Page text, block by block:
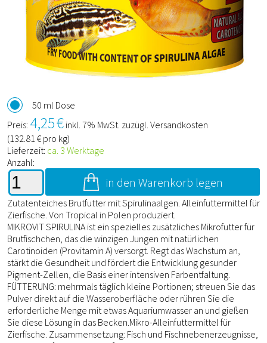
50 ml Dose
Preis: 4,25€ inkl. 7% MwSt. zuzügl. Versandkosten
(132.81 € pro kg)
Lieferzeit: ca. 3 Werktage
Anzahl:
in den Warenkorb legen
Zutatenteiches Brutfutter mit Spirulinaalgen. Alleinfuttermittel für
Zierfische. Von Tropical in Polen produziert.
MIKROVIT SPIRULINA ist ein spezielles zusätzliches Mikrofutter für
Brutfischchen, das die winzigen Jungen mit natürlichen
Carotinoiden (Provitamin A) versorgt. Regt das Wachstum an,
stärkt die Gesundheit und fördert die Entwicklung gesunder
Pigment-Zellen, die Basis einer intensiven Farbentfaltung.
FÜTTERUNG: mehrmals täglich kleine Portionen; streuen Sie das
Pulver direkt auf die Wasseroberfläche oder rühren Sie die
erforderliche Menge mit etwas Aquariumwasser an und gießen
Sie diese Lösung in das Becken.Mikro-Alleinfuttermittel für
Zierfische. Zusammensetzung: Fisch und Fischnebenerzeugnisse,